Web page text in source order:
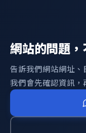
網站的問題
告訴我們網站網址、
我們會先確認資訊，